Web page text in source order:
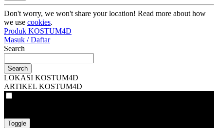
Don't worry, we won't share your location! Read more about how
we use cookies.
Produk KOSTUM4D
Masuk / Daftar
Search
Search
LOKASI KOSTUM4D
ARTIKEL KOSTUM4D
Toggle